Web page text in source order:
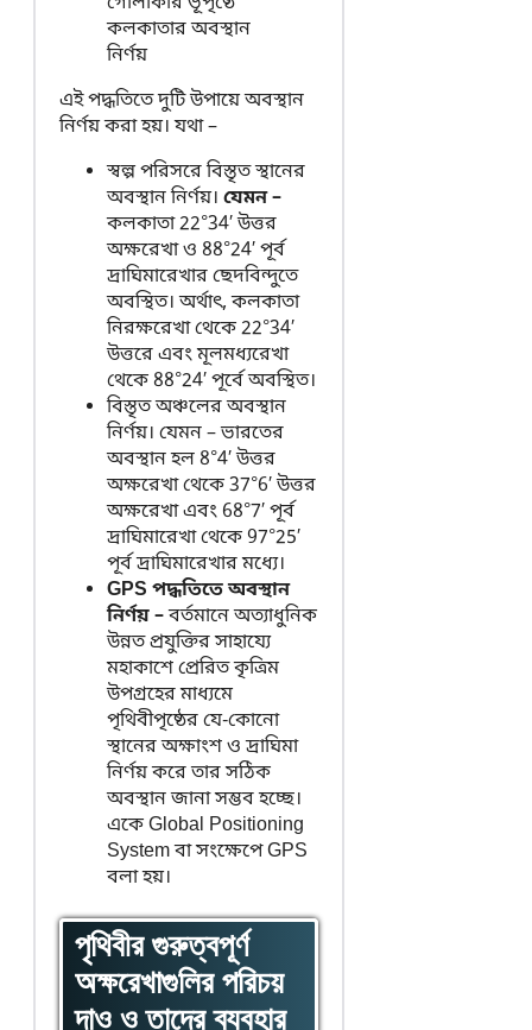
কলকাতার অবস্থান
নির্ণয়
এই পদ্ধতিতে দুটি উপায়ে অবস্থান
নির্ণয় করা হয়। যথা –
স্বল্প পরিসরে বিস্তৃত স্থানের
অবস্থান নির্ণয়। যেমন–
কলকাতা 22°34′ উত্তর
অক্ষরেখা ও 88°24′ পূর্ব
দ্রাঘিমারেখার ছেদবিন্দুতে
অবস্থিত। অর্থাৎ, কলকাতা
নিরক্ষরেখা থেকে 22°34′
উত্তরে এবং মূলমধ্যরেখা
থেকে 88°24′ পূর্বে অবস্থিত।
বিস্তৃত অঞ্চলের অবস্থান
নির্ণয়। যেমন – ভারতের
অবস্থান হল 8°4′ উত্তর
অক্ষরেখা থেকে 37°6′ উত্তর
অক্ষরেখা এবং 68°7′ পূর্ব
দ্রাঘিমারেখা থেকে 97°25′
পূর্ব দ্রাঘিমারেখার মধ্যে।
GPS পদ্ধতিতে অবস্থান
নির্ণয় –বর্তমানে অত্যাধুনিক
উন্নত প্রযুক্তির সাহায্যে
মহাকাশে প্রেরিত কৃত্রিম
উপগ্রহের মাধ্যমে
পৃথিবীপৃষ্ঠের যে-কোনো
স্থানের অক্ষাংশ ও দ্রাঘিমা
নির্ণয় করে তার সঠিক
অবস্থান জানা সম্ভব হচ্ছে।
একে Global Positioning
System বা সংক্ষেপে GPS
বলা হয়।
পৃথিবীর গুরুত্বপূর্ণ
অক্ষরেখাগুলির পরিচয়
দাও ও তাদের ব্যবহার